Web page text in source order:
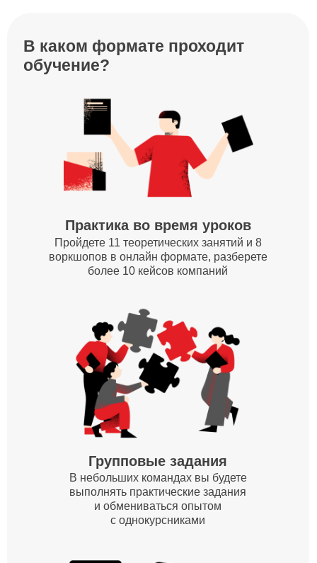
Групповые задания
В небольших командах вы будете
выполнять практические задания
и обмениваться опытом
с однокурсниками
кейсов участников
Работа с вашими реальными целями
с обратной связью от экспертов
на отдельных занятиях в каждом модуле
обучения